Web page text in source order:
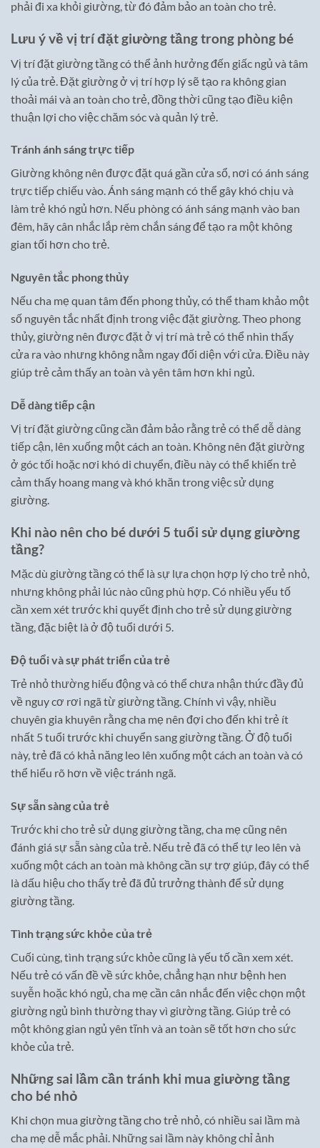
phải đi xa khỏi giường, từ đó đảm bảo an toàn cho trẻ.
Lưu ý về vị trí đặt giường tầng trong phòng bé
Vị trí đặt giường tầng có thể ảnh hưởng đến giấc ngủ và tâm
lý của trẻ. Đặt giường ở vị trí hợp lý sẽ tạo ra không gian
thoải mái và an toàn cho trẻ, đồng thời cũng tạo điều kiện
thuận lợi cho việc chăm sóc và quản lý trẻ.
Tránh ánh sáng trực tiếp
Giường không nên được đặt quá gần cửa sổ, nơi có ánh sáng
trực tiếp chiếu vào. Ánh sáng mạnh có thể gây khó chịu và
làm trẻ khó ngủ hơn. Nếu phòng có ánh sáng mạnh vào ban
đêm, hãy cân nhắc lắp rèm chắn sáng để tạo ra một không
gian tối hơn cho trẻ.
Nguyên tắc phong thủy
Nếu cha mẹ quan tâm đến phong thủy, có thể tham khảo một
số nguyên tắc nhất định trong việc đặt giường. Theo phong
thủy, giường nên được đặt ở vị trí mà trẻ có thể nhìn thấy
cửa ra vào nhưng không nằm ngay đối diện với cửa. Điều này
giúp trẻ cảm thấy an toàn và yên tâm hơn khi ngủ.
Dễ dàng tiếp cận
Vị trí đặt giường cũng cần đảm bảo rằng trẻ có thể dễ dàng
tiếp cận, lên xuống một cách an toàn. Không nên đặt giường
ở góc tối hoặc nơi khó di chuyển, điều này có thể khiến trẻ
cảm thấy hoang mang và khó khăn trong việc sử dụng
giường.
Khi nào nên cho bé dưới 5 tuổi sử dụng giường
tầng?
Mặc dù giường tầng có thể là sự lựa chọn hợp lý cho trẻ nhỏ,
nhưng không phải lúc nào cũng phù hợp. Có nhiều yếu tố
cần xem xét trước khi quyết định cho trẻ sử dụng giường
tầng, đặc biệt là ở độ tuổi dưới 5.
Độ tuổi và sự phát triển của trẻ
Trẻ nhỏ thường hiếu động và có thể chưa nhận thức đầy đủ
về nguy cơ rơi ngã từ giường tầng. Chính vì vậy, nhiều
chuyên gia khuyên rằng cha mẹ nên đợi cho đến khi trẻ ít
nhất 5 tuổi trước khi chuyển sang giường tầng. Ở độ tuổi
này, trẻ đã có khả năng leo lên xuống một cách an toàn và có
thể hiểu rõ hơn về việc tránh ngã.
Sự sẵn sàng của trẻ
Trước khi cho trẻ sử dụng giường tầng, cha mẹ cũng nên
đánh giá sự sẵn sàng của trẻ. Nếu trẻ đã có thể tự leo lên và
xuống một cách an toàn mà không cần sự trợ giúp, đây có thể
là dấu hiệu cho thấy trẻ đã đủ trưởng thành để sử dụng
giường tầng.
Tình trạng sức khỏe của trẻ
Cuối cùng, tình trạng sức khỏe cũng là yếu tố cần xem xét.
Nếu trẻ có vấn đề về sức khỏe, chẳng hạn như bệnh hen
suyễn hoặc khó ngủ, cha mẹ cần cân nhắc đến việc chọn một
giường ngủ bình thường thay vì giường tầng. Giúp trẻ có
một không gian ngủ yên tĩnh và an toàn sẽ tốt hơn cho sức
khỏe của trẻ.
Những sai lầm cần tránh khi mua giường tầng
cho bé nhỏ
Khi chọn mua giường tầng cho trẻ nhỏ, có nhiều sai lầm mà
cha mẹ dễ mắc phải. Những sai lầm này không chỉ ảnh